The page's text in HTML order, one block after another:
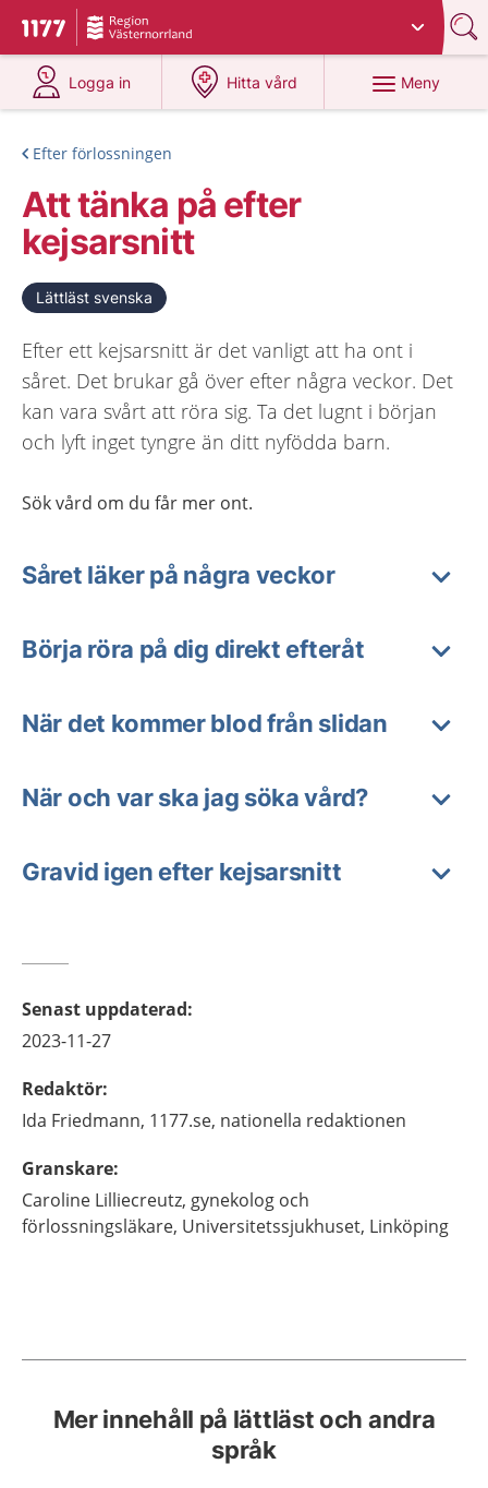
Till startsidan för 1177
Du har valt region
Logga in
på 1177.se
Hitta vård
på 1177.se
Meny
Efter förlossningen
Att tänka på efter
kejsarsnitt
Lättläst svenska
Efter ett kejsarsnitt är det vanligt att ha ont i
såret. Det brukar gå över efter några veckor. Det
kan vara svårt att röra sig. Ta det lugnt i början
och lyft inget tyngre än ditt nyfödda barn.
Sök vård om du får mer ont.
Såret läker på några veckor
Börja röra på dig direkt efteråt
När det kommer blod från slidan
När och var ska jag söka vård?
Gravid igen efter kejsarsnitt
Senast uppdaterad:
2023-11-27
Redaktör:
Ida Friedmann, 1177.se, nationella redaktionen
Granskare:
Caroline Lilliecreutz, gynekolog och
förlossningsläkare, Universitetssjukhuset, Linköping
Mer innehåll på lättläst och andra
språk